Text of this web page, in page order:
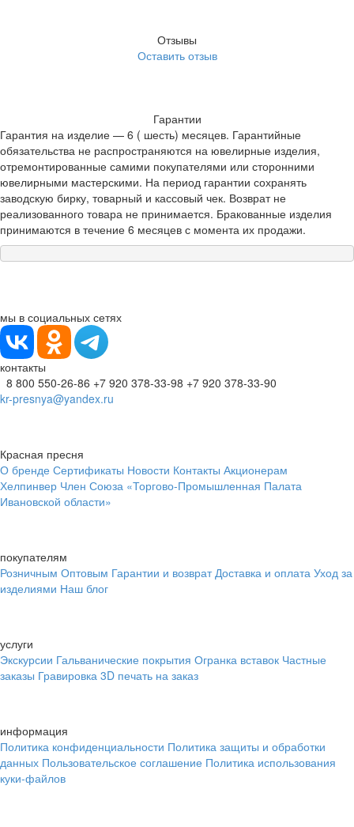
Отзывы
Оставить отзыв
Гарантии
Гарантия на изделие — 6 ( шесть) месяцев. Гарантийные
обязательства не распространяются на ювелирные изделия,
отремонтированные самими покупателями или сторонними
ювелирными мастерскими. На период гарантии сохранять
заводскую бирку, товарный и кассовый чек. Возврат не
реализованного товара не принимается. Бракованные изделия
принимаются в течение 6 месяцев с момента их продажи.
мы в социальных сетях
контакты
8 800 550-26-86 +7 920 378-33-98 +7 920 378-33-90
kr-presnya@yandex.ru
Красная пресня
О бренде Сертификаты Новости Контакты Акционерам
Хелпинвер Член Союза «Торгово-Промышленная Палата
Ивановской области»
покупателям
Розничным Оптовым Гарантии и возврат Доставка и оплата Уход за
изделиями Наш блог
услуги
Экскурсии Гальванические покрытия Огранка вставок Частные
заказы Гравировка 3D печать на заказ
информация
Политика конфиденциальности Политика защиты и обработки
данных Пользовательское соглашение Политика использования
куки-файлов